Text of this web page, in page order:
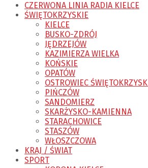
CZERWONA LINIA RADIA KIELCE
ŚWIĘTOKRZYSKIE
KIELCE
BUSKO-ZDRÓJ
JĘDRZEJÓW
KAZIMIERZA WIELKA
KOŃSKIE
OPATÓW
OSTROWIEC ŚWIĘTOKRZYSKI
PIŃCZÓW
SANDOMIERZ
SKARŻYSKO-KAMIENNA
STARACHOWICE
STASZÓW
WŁOSZCZOWA
KRAJ / ŚWIAT
SPORT